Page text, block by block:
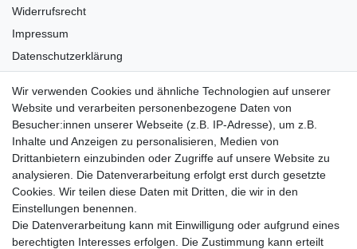
Widerrufsrecht
Impressum
Datenschutzerklärung
Versandkosten
Barrierefreiheit
Anleitungen
Vertrag widerrufen
PARTNER
DHL
Wir verwenden Cookies und ähnliche Technologien auf unserer
Website und verarbeiten personenbezogene Daten von
Besucher:innen unserer Webseite (z.B. IP-Adresse), um z.B.
Inhalte und Anzeigen zu personalisieren, Medien von
Drittanbietern einzubinden oder Zugriffe auf unsere Website zu
analysieren. Die Datenverarbeitung erfolgt erst durch gesetzte
Cookies. Wir teilen diese Daten mit Dritten, die wir in den
Einstellungen benennen.
Die Datenverarbeitung kann mit Einwilligung oder aufgrund eines
berechtigten Interesses erfolgen. Die Zustimmung kann erteilt